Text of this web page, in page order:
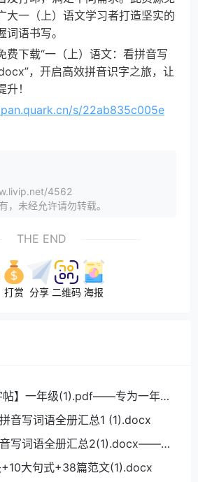
大一（上）语文学习者打造坚实的
语书写。
费下载“一（上）语文：看拼音写
，开启高效拼音识字之旅，让
！
s/22ab835c005e
4562
，未经允许请勿转载。
THE END
打赏 分享 二维码 海报
帖】一年级(1).pdf——专为一年级
宝典
音写词语全册汇总1 (1).docx
写词语全册汇总2(1).docx——小
备利器
+10大句式+38篇范文(1).docx